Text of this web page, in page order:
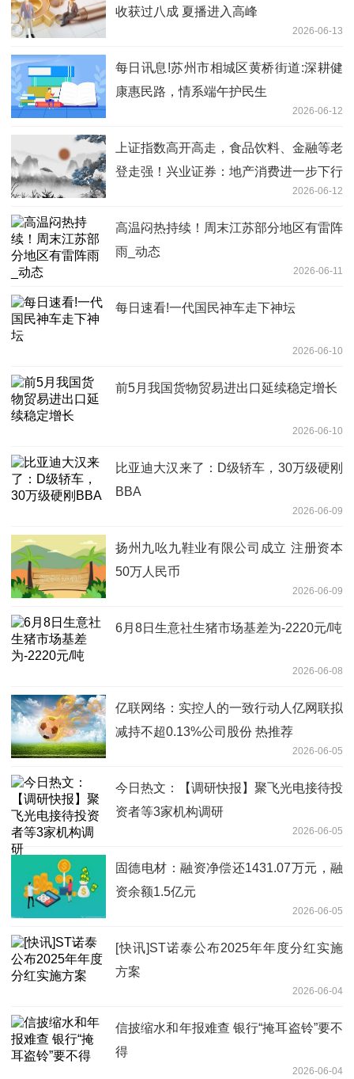
收获过八成 夏播进入高峰
2026-06-13
每日讯息!苏州市相城区黄桥街道:深耕健
康惠民路，情系端午护民生
2026-06-12
上证指数高开高走，食品饮料、金融等老
登走强！兴业证券：地产消费进一步下行
2026-06-12
高温闷热持续！周末江苏部分地区有雷阵
雨_动态
2026-06-11
每日速看!一代国民神车走下神坛
2026-06-10
前5月我国货物贸易进出口延续稳定增长
2026-06-10
比亚迪大汉来了：D级轿车，30万级硬刚
BBA
2026-06-09
扬州九吆九鞋业有限公司成立 注册资本
50万人民币
2026-06-09
6月8日生意社生猪市场基差为-2220元/吨
2026-06-08
亿联网络：实控人的一致行动人亿网联拟
减持不超0.13%公司股份 热推荐
2026-06-05
今日热文：【调研快报】聚飞光电接待投
资者等3家机构调研
2026-06-05
固德电材：融资净偿还1431.07万元，融
资余额1.5亿元
2026-06-05
[快讯]ST诺泰公布2025年年度分红实施
方案
2026-06-04
信披缩水和年报难查 银行“掩耳盗铃”要不
得
2026-06-04